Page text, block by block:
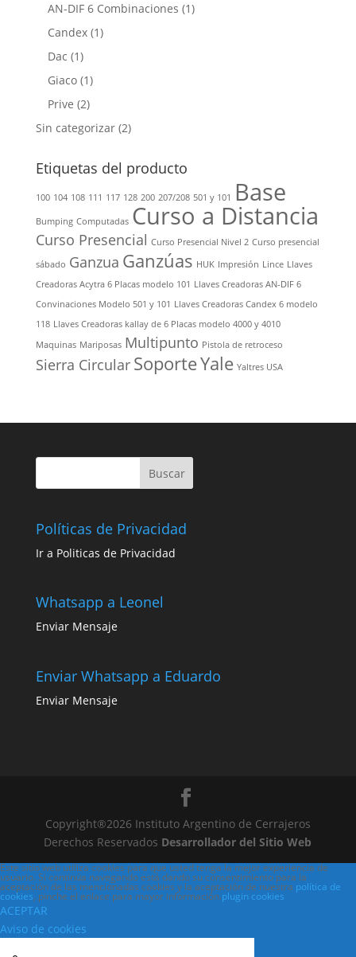
AN-DIF 6 Combinaciones (1)
Candex (1)
Dac (1)
Giaco (1)
Prive (2)
Sin categorizar (2)
Etiquetas del producto
100 104 108 111 117 128 200 207/208 501 y 101 Base
Bumping Computadas Curso a Distancia
Curso Presencial Curso Presencial Nivel 2 Curso presencial
sábado Ganzua Ganzúas HUK Impresión Lince Llaves
Creadoras Acytra 6 Placas modelo 101 Llaves Creadoras AN-DIF 6
Convinaciones Modelo 501 y 101 Llaves Creadoras Candex 6 modelo
118 Llaves Creadoras kallay de 6 Placas modelo 4000 y 4010
Maquinas Mariposas Multipunto Pistola de retroceso
Sierra Circular SoporteYale Yaltres USA
Políticas de Privacidad
Ir a Politicas de Privacidad
Whatsapp a Leonel
Enviar Mensaje
Enviar Whatsapp a Eduardo
Enviar Mensaje
Copyright®2026 Instituto Argentino de Cerrajeros
Derechos Reservados Desarrollador del Sitio Web
Este sitio web utiliza cookies para que usted tenga la mejor experiencia de
usuario. Si continúa navegando está dando su consentimiento para la
aceptación de las mencionadas cookies y la aceptación de nuestra política de
cookies, pinche el enlace para mayor información.plugin cookies
ACEPTAR
Aviso de cookies